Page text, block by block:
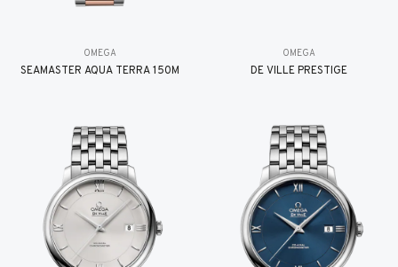
OMEGA
SEAMASTER AQUA TERRA 150M
OMEGA
DE VILLE PRESTIGE